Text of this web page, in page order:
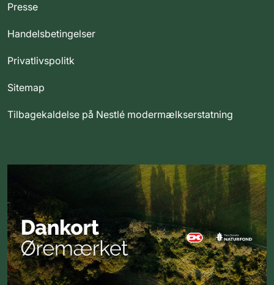
Presse
Handelsbetingelser
Privatlivspolitk
Sitemap
Tilbagekaldelse på Nestlé modermælkserstatning